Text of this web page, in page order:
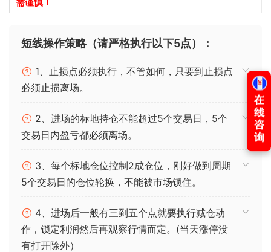
短线操作策略（请严格执行以下5点）：
1、止损点必须执行，不管如何，只要到止损点
必须止损离场。
2、进场的标地持仓不能超过5个交易日，5个
交易日内盈亏都必须离场。
3、每个标地仓位控制2成仓位，刚好做到周期
5个交易日的仓位轮换，不能被市场锁住。
4、进场后一般有三到五个点就要执行减仓动
作，锁定利润然后再观察行情而定。(当天涨停没
有打开除外）